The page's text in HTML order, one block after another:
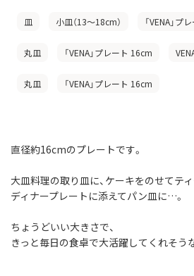
皿 小皿（13〜18cm） 「VENA」プ
丸皿 「VENA」プレート 16cm
丸皿 「VENA」プレート 16cm
直径約16cmのプレートです。
大皿料理の取り皿に、ケーキをのせてティ
ディナープレートに添えてパン皿に…。
ちょうどいい大きさで、
きっと毎日の食卓で大活躍してくれそう